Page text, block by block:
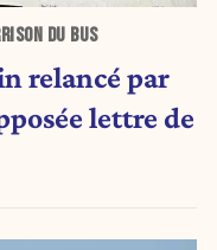
DU BUS
relancé par
lettre de